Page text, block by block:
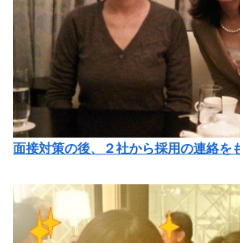
面接対策の後、２社から採用の連絡を